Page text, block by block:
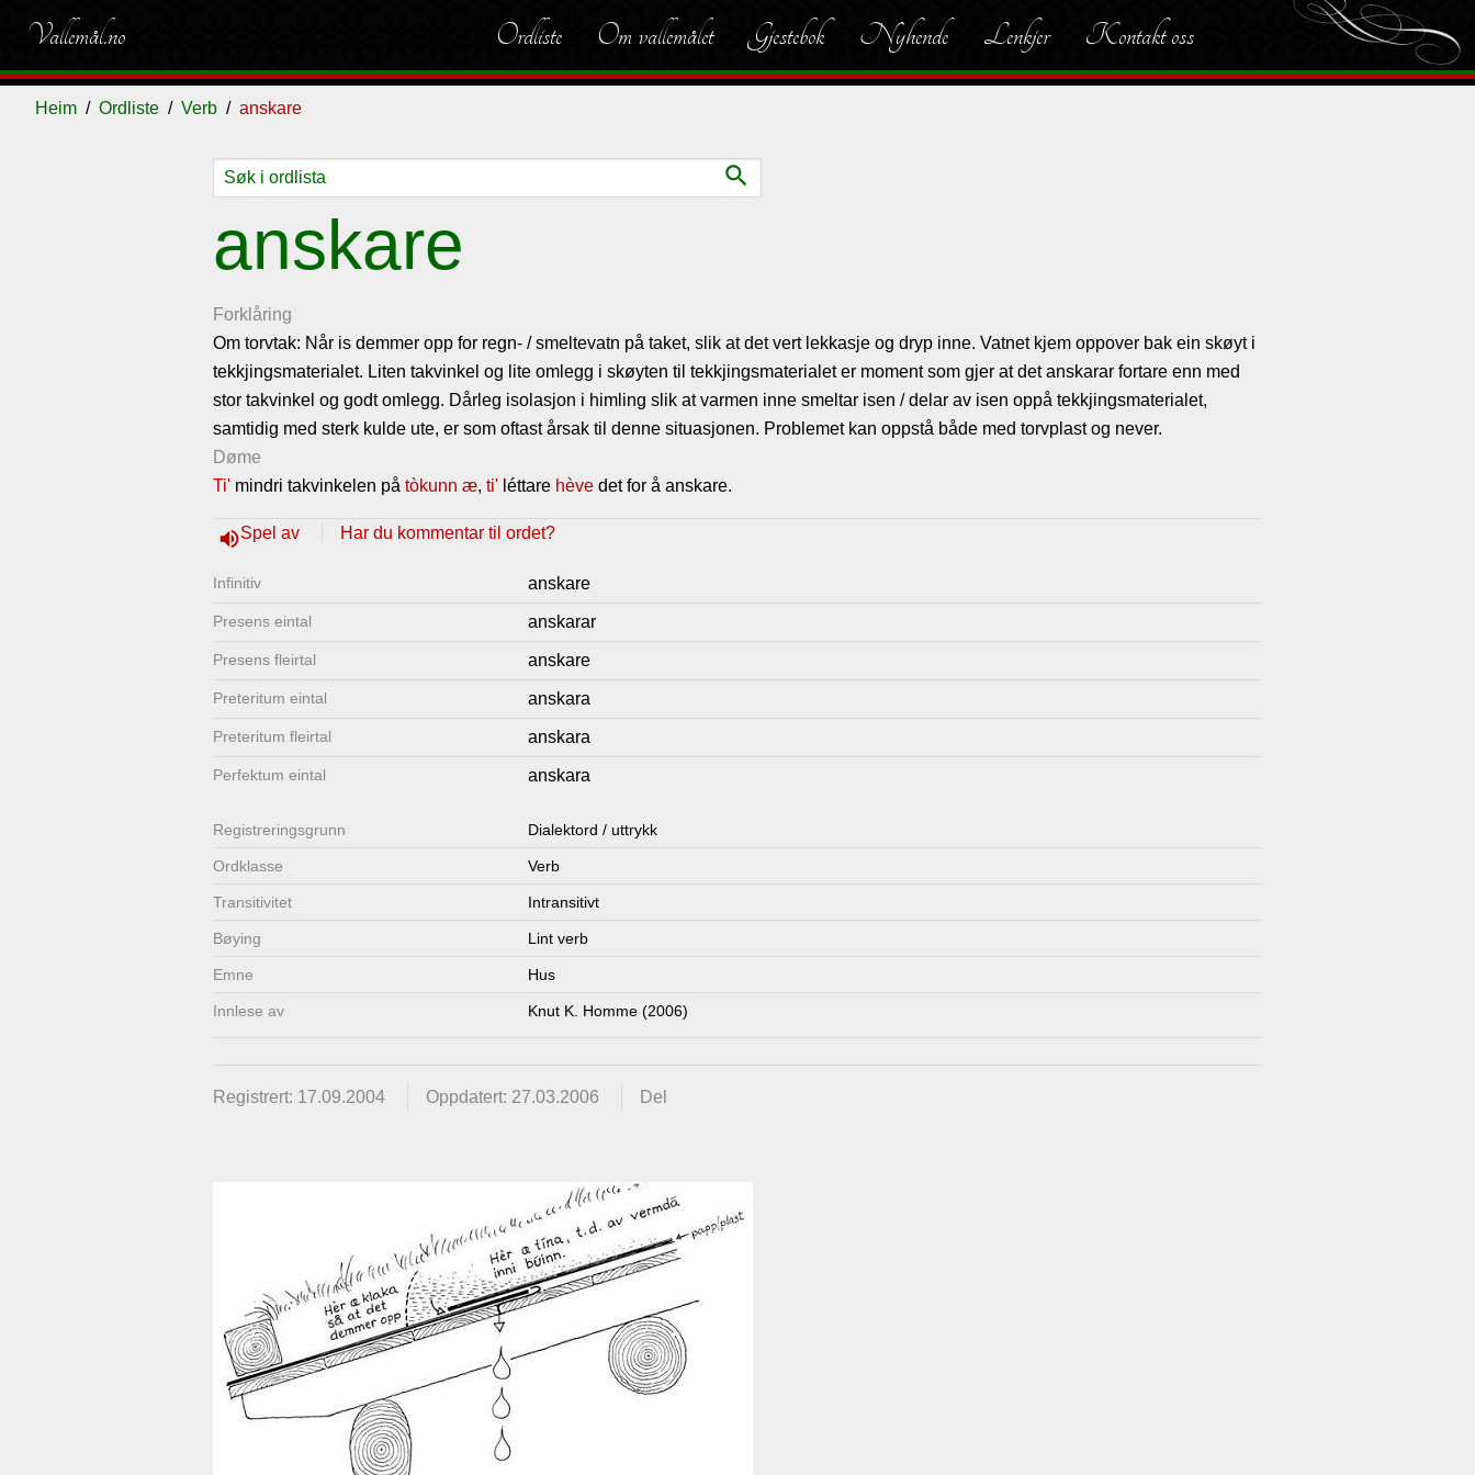
Vallemål.no Ordliste Om vallemålet Gjestebok Nyhende Lenkjer Kontakt oss
Heim Ordliste Verb anskare
search
anskare
Forklåring
Om torvtak: Når is demmer opp for regn- / smeltevatn på taket, slik at det vert lekkasje og dryp inne. Vatnet kjem oppover bak ein skøyt i
tekkjingsmaterialet. Liten takvinkel og lite omlegg i skøyten til tekkjingsmaterialet er moment som gjer at det anskarar fortare enn med
stor takvinkel og godt omlegg. Dårleg isolasjon i himling slik at varmen inne smeltar isen / delar av isen oppå tekkjingsmaterialet,
samtidig med sterk kulde ute, er som oftast årsak til denne situasjonen. Problemet kan oppstå både med torvplast og never.
Døme
Ti' mindri takvinkelen på tòkunn æ, ti' léttare hève det for å anskare.
volume_upSpel av Har du kommentar til ordet?
Infinitiv anskare
Presens eintal anskarar
Presens fleirtal anskare
Preteritum eintal anskara
Preteritum fleirtal anskara
Perfektum eintal anskara
Registrerings­grunn Dialektord / uttrykk
Ordklasse Verb
Transitivitet Intransitivt
Bøying Lint verb
Emne Hus
Innlese av Knut K. Homme (2006)
Registrert: 17.09.2004 Oppdatert: 27.03.2006 Del